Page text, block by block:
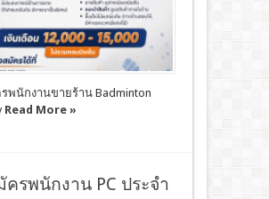
พนักงานขายร้าน Badminton
Read More »
ครพนักงาน PC ประจำ